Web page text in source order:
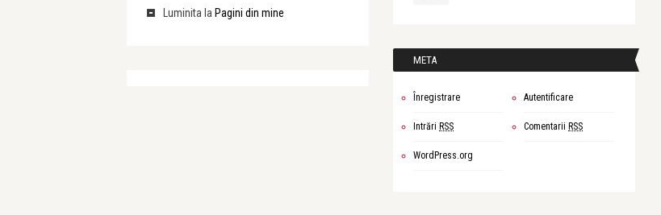
Luminita la Pagini din mine
META
Înregistrare Autentificare
Intrări RSS Comentarii RSS
WordPress.org